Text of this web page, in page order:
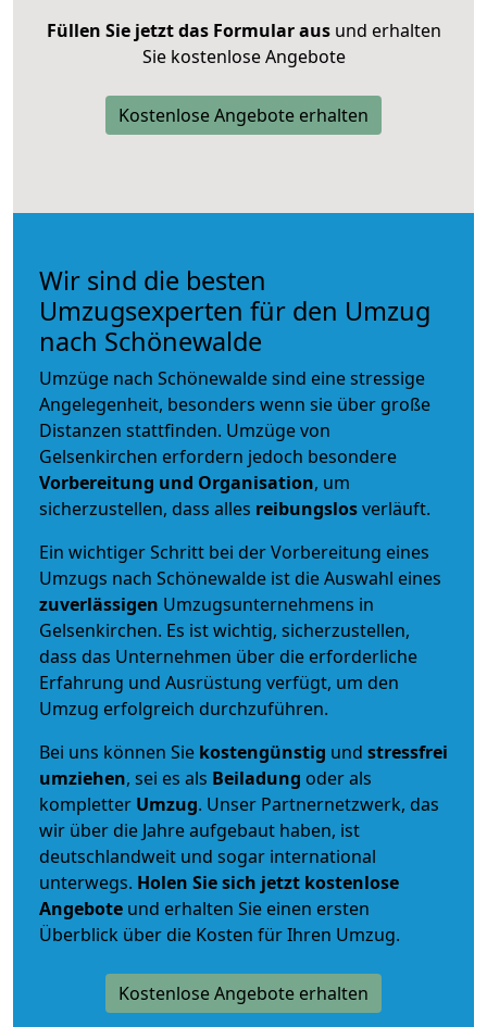
Füllen Sie jetzt das Formular ausund erhalten
Sie kostenlose Angebote
Kostenlose Angebote erhalten
Wir sind die besten
Umzugsexperten für den Umzug
nach Schönewalde
Umzüge nach Schönewalde sind eine stressige
Angelegenheit, besonders wenn sie über große
Distanzen stattfinden. Umzüge von
Gelsenkirchen erfordern jedoch besondere
Vorbereitung und Organisation, um
sicherzustellen, dass alles reibungslosverläuft.
Ein wichtiger Schritt bei der Vorbereitung eines
Umzugs nach Schönewalde ist die Auswahl eines
zuverlässigen Umzugsunternehmens in
Gelsenkirchen. Es ist wichtig, sicherzustellen,
dass das Unternehmen über die erforderliche
Erfahrung und Ausrüstung verfügt, um den
Umzug erfolgreich durchzuführen.
Bei uns können Sie kostengünstig und stressfrei
umziehen, sei es als Beiladung oder als
kompletter Umzug. Unser Partnernetzwerk, das
wir über die Jahre aufgebaut haben, ist
deutschlandweit und sogar international
unterwegs. Holen Sie sich jetzt kostenlose
Angebote und erhalten Sie einen ersten
Überblick über die Kosten für Ihren Umzug.
Kostenlose Angebote erhalten